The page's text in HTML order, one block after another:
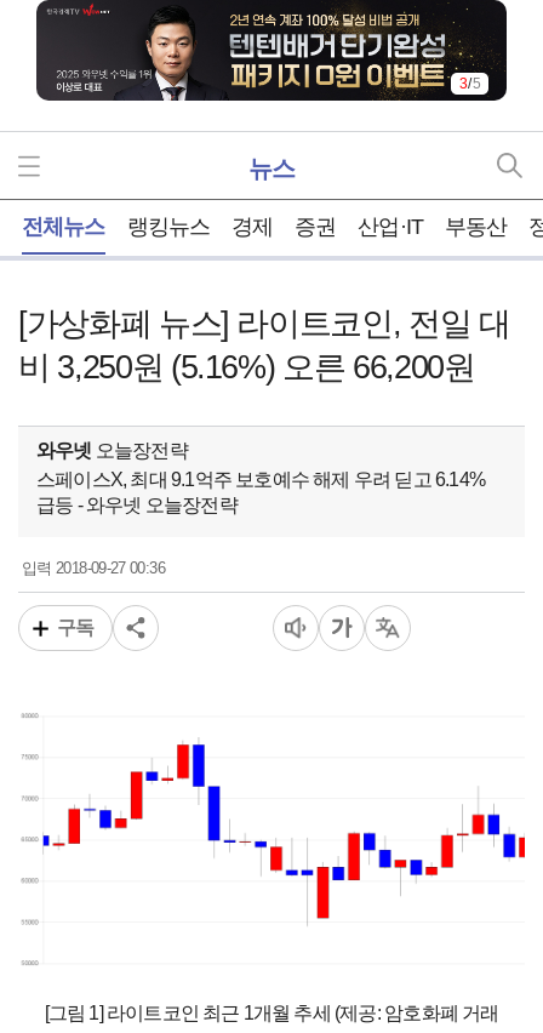
4/5
뉴스
전체뉴스 랭킹뉴스 경제 증권 산업·IT 부동산
[가상화폐 뉴스] 라이트코인, 전일 대
비 3,250원 (5.16%) 오른 66,200원
와우넷 오늘장전략
스페이스X, 최대 9.1억주 보호예수 해제 우려 딛고 6.14%
급등 - 와우넷 오늘장전략
입력2018-09-27 00:36
구독
[그림 1] 라이트코인 최근 1개월 추세 (제공: 암호화폐 거래